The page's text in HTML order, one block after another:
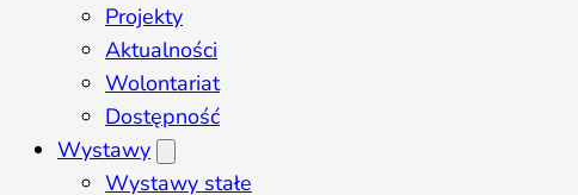
Projekty
Aktualności
Wolontariat
Dostępność
Wystawy
Wystawy stałe